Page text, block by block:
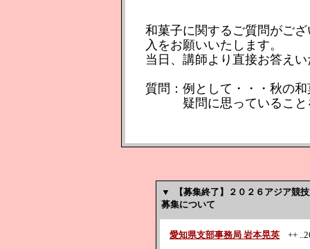
和菓子に関するご質問がご
入をお願いいたします。
当日、講師より直接お答え
質問：例として・・・秋の
疑問に思っていること
▼
【募集終了】２０２６アジア競
募集について
愛知県支部事務局 岩本晃英 ++